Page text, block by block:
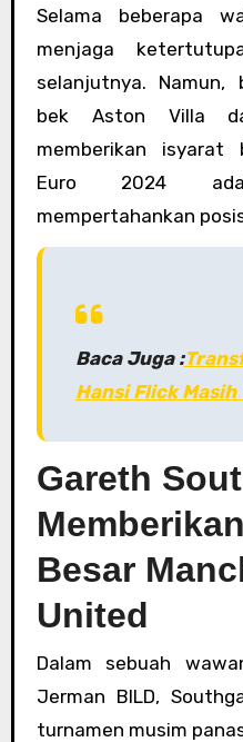
Selama beberapa
menjaga
selanjutnya. Namun,
bek Aston Villa
memberikan isyarat
Euro 2024
mempertahankan
Baca Juga :
Hansi Flick Masih
Gareth
Besar
United
Dalam sebuah
Jerman BILD,
turnamen musim